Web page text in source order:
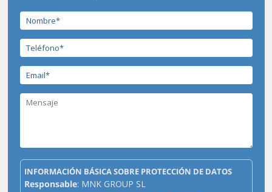
INFORMACIÓN BÁSICA SOBRE PROTECCIÓN DE DATOS
Responsable: MNK GROUP SL